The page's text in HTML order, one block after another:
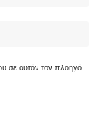
σε αυτόν τον πλοηγό